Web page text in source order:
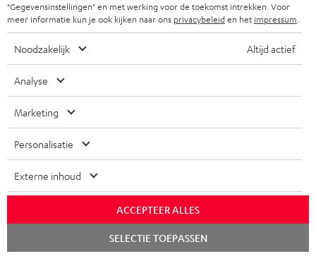
COMPLETE SETS
IN-EAR
FANSHOP
NIEUWKOMERS
STORES
TEUFEL VOORDELEN
TEUFEL STORY
MANAGEMENT
DUURZAAMHEID
NORMEN EN WAARDES
FRANKRIJK
SPANJE
ITALIË
ANDERE LANDEN
'Kennelijke' (typ)fouten voorbehouden. De op de foto's afgebeelde
accessoires zijn niet bij de levering inbegrepen. Eventuele
verwijderingskosten voor batterijen zijn bij de prijs inbegrepen.
EU Data Act hier de overeenkomst herroepen
"Gegevensinstellingen" en met werking voor de toekomst intrekken. Voor
meer informatie kun je ook kijken naar ons privacybeleiden het impressum
Noodzakelijk Altijd actief
Analyse
Marketing
Personalisatie
Externe inhoud
ACCEPTEER ALLES
SELECTIE TOEPASSEN